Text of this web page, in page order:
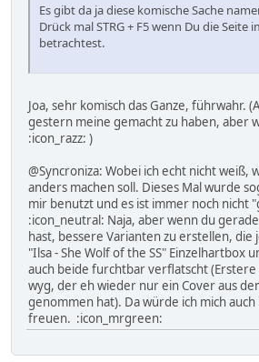
Es gibt da ja diese komische Sache
Drück mal STRG + F5 wenn Du die Seite
betrachtest.
Joa, sehr komisch das Ganze, führwahr.
gestern meine gemacht zu haben, aber
:icon_razz: )
@Syncroniza: Wobei ich echt nicht weiß,
anders machen soll. Dieses Mal wurde
mir benutzt und es ist immer noch nicht
:icon_neutral: Naja, aber wenn du
hast, bessere Varianten zu erstellen, die
"Ilsa - She Wolf of the SS" Einzelhartbox
auch beide furchtbar verflatscht
wyg, der eh wieder nur ein Cover aus
genommen hat). Da würde ich mich
freuen. :icon_mrgreen: